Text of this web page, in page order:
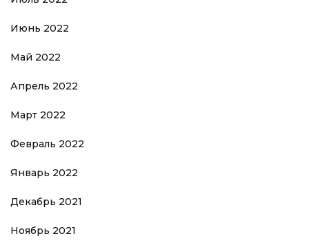
Июнь 2022
Май 2022
Апрель 2022
Март 2022
Февраль 2022
Январь 2022
Декабрь 2021
Ноябрь 2021